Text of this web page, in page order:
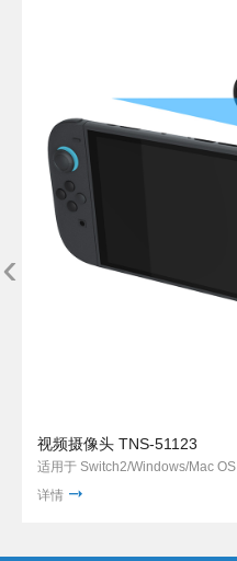
视频摄像头 TNS-51123
适用于 Switch2/Windows/Mac OS
详情
‹